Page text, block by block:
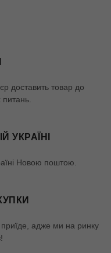
доставить товар до
питань.
УКРАЇНІ
Новою поштою.
адже ми на ринку